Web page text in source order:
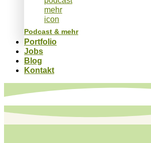
Podcast & mehr
Portfolio
Jobs
Blog
Kontakt